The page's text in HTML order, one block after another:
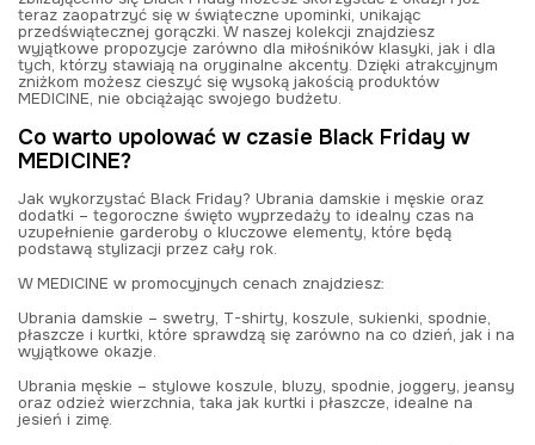
teraz zaopatrzyć się w świąteczne upominki, unikając
przedświątecznej gorączki. W naszej kolekcji znajdziesz
wyjątkowe propozycje zarówno dla miłośników klasyki, jak i dla
tych, którzy stawiają na oryginalne akcenty. Dzięki atrakcyjnym
zniżkom możesz cieszyć się wysoką jakością produktów
MEDICINE, nie obciążając swojego budżetu.
Co warto upolować w czasie Black Friday w
MEDICINE?
Jak wykorzystać Black Friday? Ubrania damskie i męskie oraz
dodatki – tegoroczne święto wyprzedaży to idealny czas na
uzupełnienie garderoby o kluczowe elementy, które będą
podstawą stylizacji przez cały rok.
W MEDICINE w promocyjnych cenach znajdziesz:
Ubrania damskie – swetry, T-shirty, koszule, sukienki, spodnie,
płaszcze i kurtki, które sprawdzą się zarówno na co dzień, jak i na
wyjątkowe okazje.
Ubrania męskie – stylowe koszule, bluzy, spodnie, joggery, jeansy
oraz odzież wierzchnia, taka jak kurtki i płaszcze, idealne na
jesień i zimę.